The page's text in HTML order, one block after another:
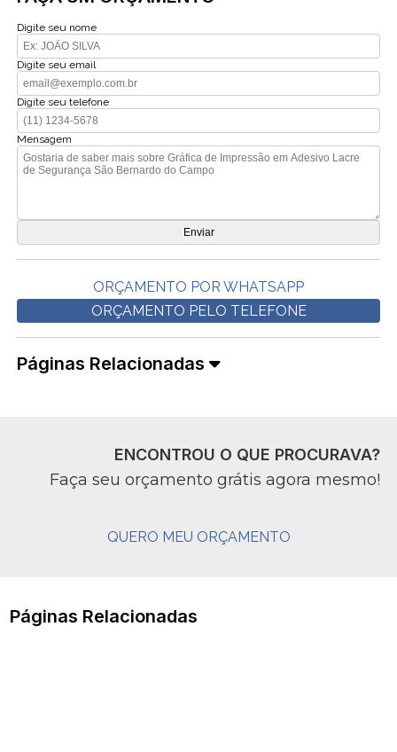
Digite seu nome
Digite seu email
Digite seu telefone
Mensagem
ORÇAMENTO POR WHATSAPP
ORÇAMENTO PELO TELEFONE
Páginas Relacionadas
ENCONTROU O QUE PROCURAVA?
Faça seu orçamento grátis agora mesmo!
QUERO MEU ORÇAMENTO
Páginas Relacionadas